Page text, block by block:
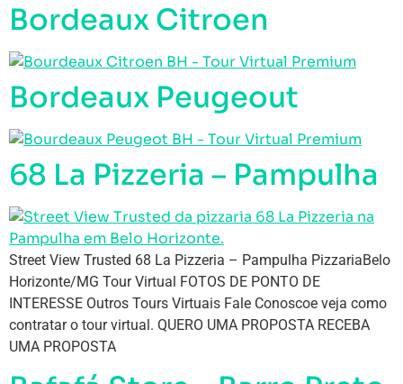
Bordeaux Citroen
Bordeaux Peugeout
68 La Pizzeria – Pampulha
Street View Trusted 68 La Pizzeria – Pampulha PizzariaBelo
Horizonte/MG Tour Virtual FOTOS DE PONTO DE
INTERESSE Outros Tours Virtuais Fale Conoscoe veja como
contratar o tour virtual. QUERO UMA PROPOSTA RECEBA
UMA PROPOSTA